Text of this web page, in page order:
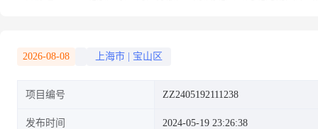
2026-08-08 上海市 宝山区
项目编号 ZZ2405192111238
发布时间 2024-05-19 23:26:38